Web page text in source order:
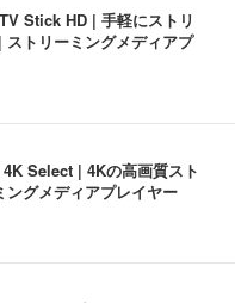
Stick HD | 手軽にストリ
トリーミングメディアプ
Select | 4Kの高画質スト
ングメディアプレイヤー